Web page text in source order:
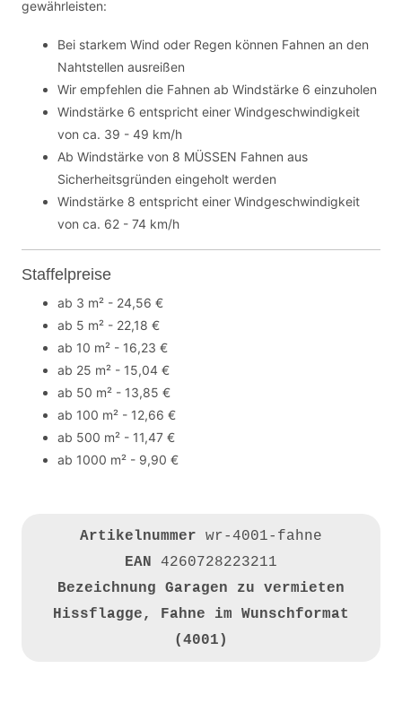
gewährleisten:
Bei starkem Wind oder Regen können Fahnen an den
Nahtstellen ausreißen
Wir empfehlen die Fahnen ab Windstärke 6 einzuholen
Windstärke 6 entspricht einer Windgeschwindigkeit
von ca. 39 - 49 km/h
Ab Windstärke von 8 MÜSSEN Fahnen aus
Sicherheitsgründen eingeholt werden
Windstärke 8 entspricht einer Windgeschwindigkeit
von ca. 62 - 74 km/h
Staffelpreise
ab 3 m² - 24,56 €
ab 5 m² - 22,18 €
ab 10 m² - 16,23 €
ab 25 m² - 15,04 €
ab 50 m² - 13,85 €
ab 100 m² - 12,66 €
ab 500 m² - 11,47 €
ab 1000 m² - 9,90 €
Artikelnummer wr-4001-fahne
EAN 4260728223211
Bezeichnung Garagen zu vermieten
Hissflagge, Fahne im Wunschformat
(4001)